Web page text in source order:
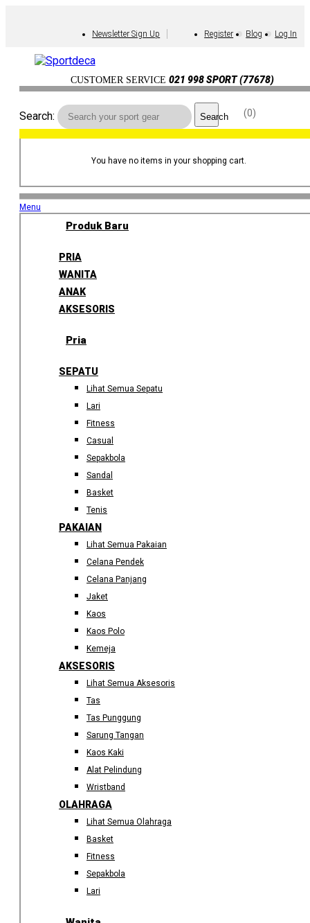
Newsletter Sign Up Register Blog Log In
CUSTOMER SERVICE 021 998 SPORT (77678)
0
Search: Search
You have no items in your shopping cart.
Menu
Produk Baru
PRIA
WANITA
ANAK
AKSESORIS
Pria
SEPATU
Lihat Semua Sepatu
Lari
Fitness
Casual
Sepakbola
Sandal
Basket
Tenis
PAKAIAN
Lihat Semua Pakaian
Celana Pendek
Celana Panjang
Jaket
Kaos
Kaos Polo
Kemeja
AKSESORIS
Lihat Semua Aksesoris
Tas
Tas Punggung
Sarung Tangan
Kaos Kaki
Alat Pelindung
Wristband
OLAHRAGA
Lihat Semua Olahraga
Basket
Fitness
Sepakbola
Lari